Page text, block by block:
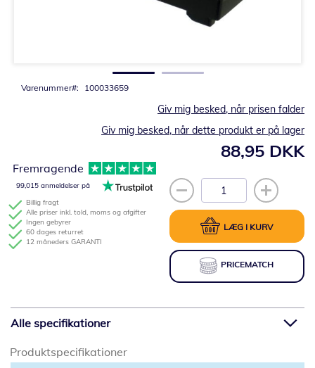
Varenummer 100033659
88,95 DKK
Giv mig besked, når prisen falder
Giv mig besked, når dette produkt er på lager
LÆG I KURV
PRICEMATCH
Billig fragt
Alle priser inkl. told, moms og afgifter
Ingen gebyrer
60 dages returret
12 måneders GARANTI
Fremragende
99,015 anmeldelser på
Alle specifikationer
Produktspecifikationer